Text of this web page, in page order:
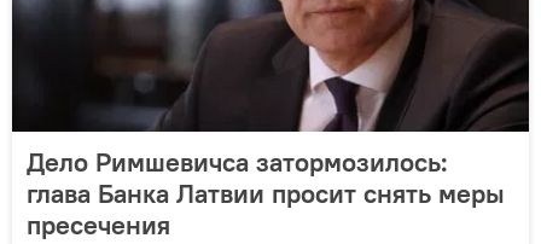
Дело Римшевичса затормозилось:
глава Банка Латвии просит снять меры
пресечения